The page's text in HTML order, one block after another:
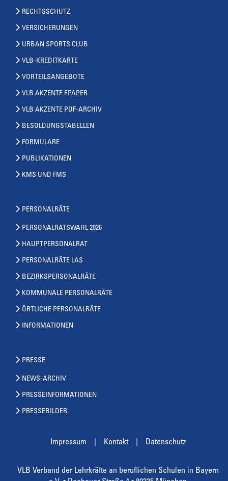
RECHTSSCHUTZ
VERSICHERUNGEN
URBAN SPORTS CLUB
VLB-KREDITKARTE
VORTEILSANGEBOTE
VLB AKZENTE EPAPER
VLB AKZENTE PDF-ARCHIV
BESOLDUNGSTABELLEN
FORMULARE
PUBLIKATIONEN
KMS UND FMS
PERSONALRÄTE
PERSONALRATSWAHL 2026
HAUPTPERSONALRAT
PERSONALRÄTE LAS
BEZIRKSPERSONALRÄTE
KOMMUNALE PERSONALRÄTE
ÖRTLICHE PERSONALRÄTE
INFORMATIONEN
PRESSE
NEWS-ARCHIV
PRESSEINFORMATIONEN
PRESSEBILDER
Impressum Kontakt Datenschutz
VLB Verband der Lehrkräfte an beruflichen Schulen in Bayern